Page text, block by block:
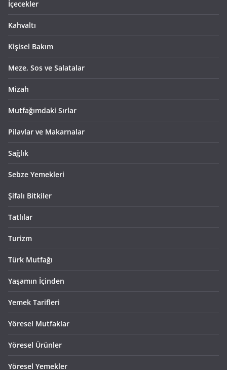
İçecekler
Kahvaltı
Kişisel Bakım
Meze, Sos ve Salatalar
Mizah
Mutfağımdaki Sırlar
Pilavlar ve Makarnalar
Sağlık
Sebze Yemekleri
Şifalı Bitkiler
Tatlılar
Turizm
Türk Mutfağı
Yaşamın İçinden
Yemek Tarifleri
Yöresel Mutfaklar
Yöresel Ürünler
Yöresel Yemekler